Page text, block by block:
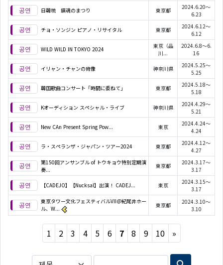
日韓琉 鎮魂のまつり 東京都
2024.6.20～
6.23
チョ・ソンジン ピアノ・リサイタル 東京都
2024.6.12～
6.12
WILD WILD IN TOKYO 2024
東京（品
川...
2024.6.8～6.
16
イリャン・チャンの肖像 神奈川県
2024.5.25～
5.25
韓国歌曲コンサート「時間に委ねて」 東京都
2024.5.18～
5.18
Kオーディション スペシャル・ライブ 神奈川県
2024.4.29～
5.21
New CAn Present Spring Pow... 東京
2024.4.24～
4.24
ラ・スペランザ・ジャパン・ツアー2024 東京都
2024.4.12～
4.27
第150回アンサンブル of トウキョウ特別定期演
奏...
東京都
2024.3.17～
3.17
【CADEJO】【Nucksal】出演！ CADEJ... 東京
2024.3.15～
3.17
東京タワー文化フェスティバルVII＠紀尾井ホー
ル、W...
東京都
2024.3.10～
3.10
1 2 3 4 5 6 7 8 9 10 »